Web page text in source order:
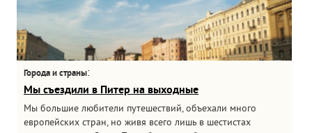
Города и страны:
Мы съездили в Питер на выходные
Мы большие любители путешествий, объехали много
европейских стран, но живя всего лишь в шестистах